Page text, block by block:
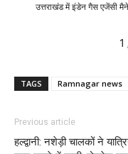
उत्तराखंड में इंडेन गैस एजेंसी
1
TAGS Ramnagar news
Previous article
हल्द्वानी: नशेड़ी चालकों ने